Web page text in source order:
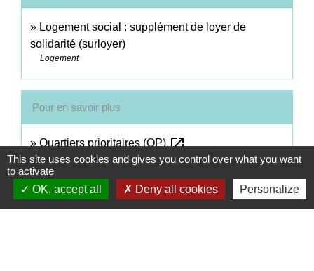
Logement social : supplément de loyer de
solidarité (surloyer)
Logement
Pour en savoir plus
Quartiers prioritaires (QP) open_in_new
Ministère chargé de la ville
Votre adresse est-elle un quartier prioritaire de la
politique de la ville ? open_in_new
Ministère chargé de la ville
This site uses cookies and gives you control over what you want
to activate
OK, accept all
Deny all cookies Personalize